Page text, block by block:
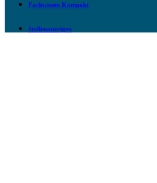
Fachwissen Kompakt
Stellenanzeigen